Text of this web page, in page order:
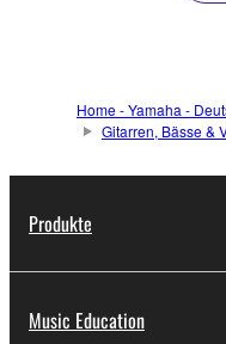
Home - Yamaha -
Gitarren, Bässe &
Produkte
Music Education